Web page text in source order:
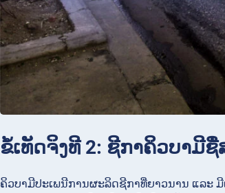
ຂໍ້ເທັດຈິງທີ 2: ຊີກາຄິວບາມີ
ຄິວບາມີປະເພນີການຜະລິດຊີກາທີ່ຍາວນານ ແລະ